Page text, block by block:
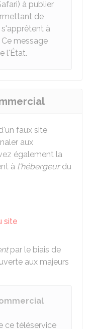
à publier
de
s'apprêtent à
message
l'État.
faux site
aux
également la
à l'hébergeurdu
site
par le biais de
aux majeurs
ce téléservice